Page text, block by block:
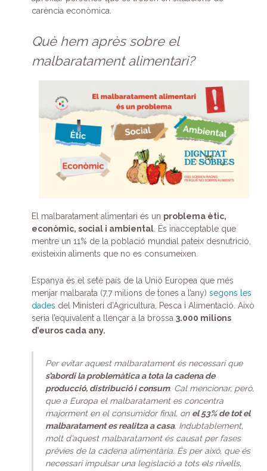
carència econòmica.
Què hem après sobre el
malbaratament alimentari?
El malbaratament alimentari és un problema ètic,
econòmic, social i ambiental. És inacceptable que
mentre un 11% de la població mundial pateix desnutrició,
existeixin aliments que no es consumeixen.
Espanya és el setè país de la Unió Europea que més
menjar malbarata (7,7 milions de tones a l’any) segons les
dades del Ministeri d’Agricultura, Pesca i Alimentació. Això
seria l’equivalent a llençar a la brossa 3.000 milions
d’euros cada any.
Per evitar aquest malbaratament és necessari que
s’abordi la problemàtica a tota la cadena de
producció, distribució i consum. Cal mencionar, però,
que a Europa el malbaratament es concentra
majorment en el consumidor final, on el 53% de tot el
malbaratament es realitza a casa. Indubtablement,
molt d’aquest malbaratament és causat per fases
prèvies de la cadena alimentària. És per això, que és
necessari impulsar una legislació a tots els nivells,